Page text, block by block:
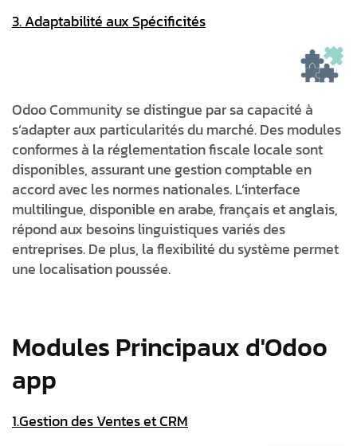
3. Adaptabilité aux Spécificités
Odoo Community se distingue par sa capacité à
s’adapter aux particularités du marché. Des modules
conformes à la réglementation fiscale locale sont
disponibles, assurant une gestion comptable en
accord avec les normes nationales. L’interface
multilingue, disponible en arabe, français et anglais,
répond aux besoins linguistiques variés des
entreprises. De plus, la flexibilité du système permet
une localisation poussée.
Modules Principaux d'Odoo
app
1.Gestion des Ventes et CRM